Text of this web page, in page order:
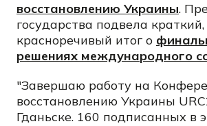
восстановлению Украины.
государства подвела
красноречивый итог о
решениях международного
"Завершаю работу на
восстановлению Украины
Гданьске. 160 подписанных в